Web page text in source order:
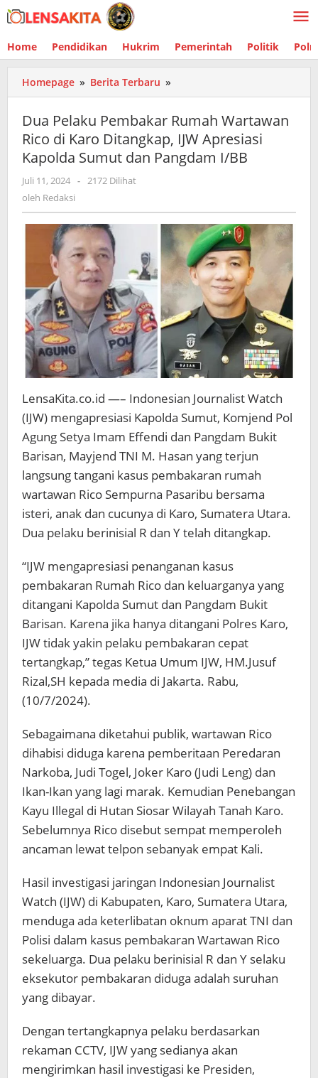
Lewati
ke
Home Pendidikan Hukrim Pemerintah Politik
Homepage » Berita Terbaru »
Pelaku
Pembakar
Rumah
Wartawan
Rico
IJW
Apresiasi
Kapolda
Sumut
dan
Pangdam
Dua Pelaku Pembakar Rumah Wartawan
Rico di Karo Ditangkap, IJW Apresiasi
Kapolda Sumut dan Pangdam I/BB
Juli 11, 2024 oleh
- 2172 Dilihat
oleh Redaksi
LensaKita.co.id —– Indonesian Journalist Watch
(IJW) mengapresiasi Kapolda Sumut, Komjend Pol
Agung Setya Imam Effendi dan Pangdam Bukit
Barisan, Mayjend TNI M. Hasan yang terjun
langsung tangani kasus pembakaran rumah
wartawan Rico Sempurna Pasaribu bersama
isteri, anak dan cucunya di Karo, Sumatera Utara.
Dua pelaku berinisial R dan Y telah ditangkap.
“IJW mengapresiasi penanganan kasus
pembakaran Rumah Rico dan keluarganya yang
ditangani Kapolda Sumut dan Pangdam Bukit
Barisan. Karena jika hanya ditangani Polres Karo,
IJW tidak yakin pelaku pembakaran cepat
tertangkap,” tegas Ketua Umum IJW, HM.Jusuf
Rizal,SH kepada media di Jakarta. Rabu,
(10/7/2024).
Sebagaimana diketahui publik, wartawan Rico
dihabisi diduga karena pemberitaan Peredaran
Narkoba, Judi Togel, Joker Karo (Judi Leng) dan
Ikan-Ikan yang lagi marak. Kemudian Penebangan
Kayu Illegal di Hutan Siosar Wilayah Tanah Karo.
Sebelumnya Rico disebut sempat memperoleh
ancaman lewat telpon sebanyak empat Kali.
Hasil investigasi jaringan Indonesian Journalist
Watch (IJW) di Kabupaten, Karo, Sumatera Utara,
menduga ada keterlibatan oknum aparat TNI dan
Polisi dalam kasus pembakaran Wartawan Rico
sekeluarga. Dua pelaku berinisial R dan Y selaku
eksekutor pembakaran diduga adalah suruhan
yang dibayar.
Dengan tertangkapnya pelaku berdasarkan
rekaman CCTV, IJW yang sedianya akan
mengirimkan hasil investigasi ke Presiden,